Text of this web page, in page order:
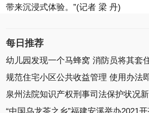
带来沉浸式体验。”(记者 梁 丹)
每日推荐
幼儿园发现一个马蜂窝 消防员将其套
规范住宅小区公共收益管理 使用办法